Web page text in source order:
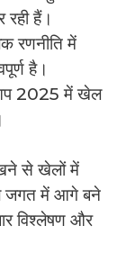
रही हैं।
रणनीति में
है।
2025 में खेल
से खेलों में
जगत में आगे बने
विश्लेषण और